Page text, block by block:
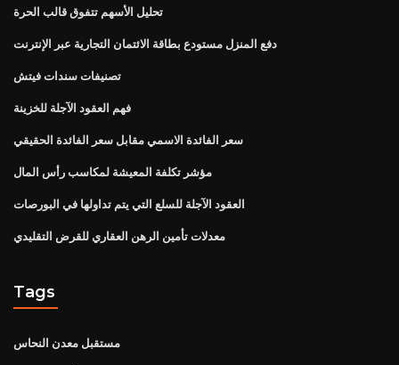
تحليل الأسهم تتفوق قالب الحرة
دفع المنزل مستودع بطاقة الائتمان التجارية عبر الإنترنت
تصنيفات سندات فيتش
فهم العقود الآجلة للخزينة
سعر الفائدة الاسمي مقابل سعر الفائدة الحقيقي
مؤشر تكلفة المعيشة لمكاسب رأس المال
العقود الآجلة للسلع التي يتم تداولها في البورصات
معدلات تأمين الرهن العقاري للقرض التقليدي
Tags
مستقبل معدن النحاس